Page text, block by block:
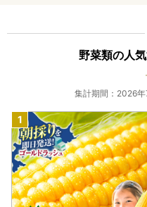
野菜類の人
集計期間：2026